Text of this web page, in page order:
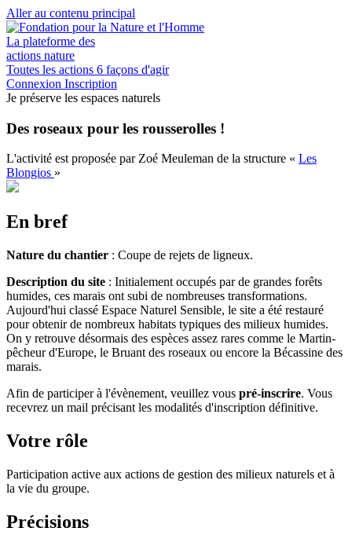
Aller au contenu principal
La plateforme des
actions nature
Toutes les actions 6 façons d'agir
Connexion Inscription
Je préserve les espaces naturels
Des roseaux pour les rousserolles !
L'activité est proposée parZoé Meuleman de la structure « Les
Blongios »
En bref
Nature du chantier : Coupe de rejets de ligneux.
Description du site : Initialement occupés par de grandes forêts
humides, ces marais ont subi de nombreuses transformations.
Aujourd'hui classé Espace Naturel Sensible, le site a été restauré
pour obtenir de nombreux habitats typiques des milieux humides.
On y retrouve désormais des espèces assez rares comme le Martin-
pêcheur d'Europe, le Bruant des roseaux ou encore la Bécassine des
marais.
Afin de participer à l'évènement, veuillez vous pré-inscrire. Vous
recevrez un mail précisant les modalités d'inscription définitive.
Votre rôle
Participation active aux actions de gestion des milieux naturels et à
la vie du groupe.
Précisions